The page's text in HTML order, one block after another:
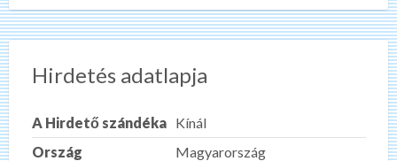
Hirdetés adatlapja
A Hirdető szándéka
Kínál
Ország
Magyarország